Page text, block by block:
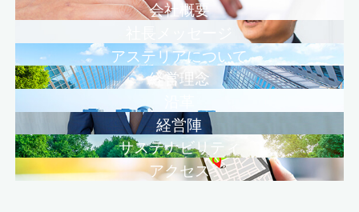
会社概要
アステリアについて
経営理念
創業理念
経営陣
サステナビリティ
アクセス